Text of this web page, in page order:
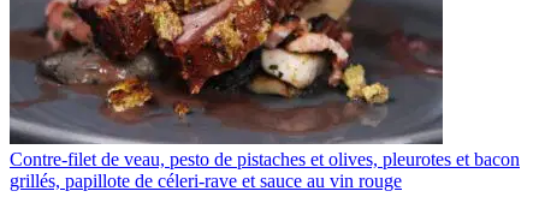
Contre-filet de veau, pesto de pistaches et olives, pleurotes et bacon
grillés, papillote de céleri-rave et sauce au vin rouge